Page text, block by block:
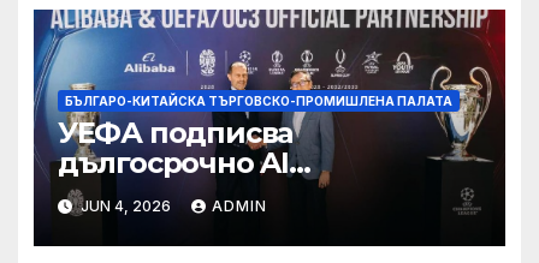
БЪЛГАРО-КИТАЙСКА ТЪРГОВСКО-ПРОМИШЛЕНА ПАЛАТА
УЕФА подписва
дългосрочно AI
партньорство с Alibaba
JUN 4, 2026 ADMIN